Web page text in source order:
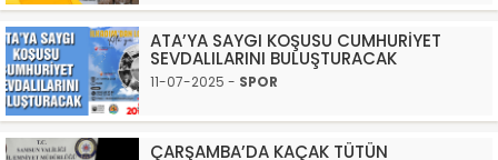
ATA’YA SAYGI KOŞUSU CUMHURİYET
SEVDALILARINI BULUŞTURACAK
11-07-2025 - SPOR
ÇARŞAMBA’DA KAÇAK TÜTÜN